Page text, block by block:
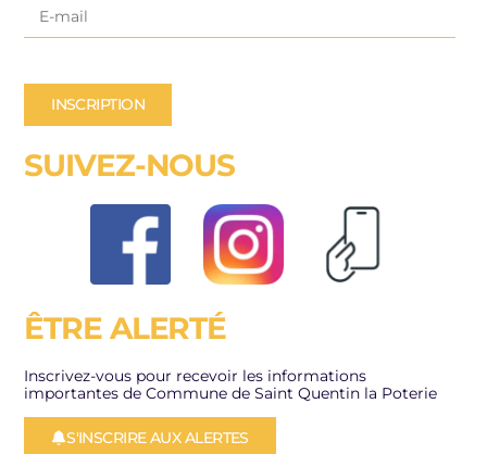
INSCRIPTION
SUIVEZ-NOUS
ÊTRE ALERTÉ
Inscrivez-vous pour recevoir les informations
importantes de Commune de Saint Quentin la Poterie
S'INSCRIRE AUX ALERTES